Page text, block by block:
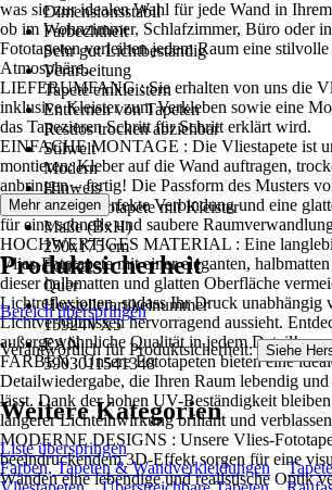
Dimensionsstabil
Farbechtheit
Sehr gut Lichtbeständig
Verarbeitung
Tapete einkleistern
Entfernen von Tapeten
Restlos trocken abziehbar
Stilwelt
Modern
Hinweis
Vlies Fototapete mit Kleister
Maße (BxH)
250x175 cm
Format
Quer
Herstellerartikelnummer
15924VX5
EAN
5903011541348
was sie zur idealen Wahl für jede Wand in
ob im Wohnzimmer, Schlafzimmer, Büro oder
Fototapeten verleihen jedem Raum eine
Atmosphäre..
LIEFERUMFANG : Sie erhalten von uns die
inklusive Kleister zum Verkleben sowie eine
das Tapezieren Schritt für Schritt erklärt wird.
EINFACHE MONTAGE : Die Vliestapete ist
montieren: Kleber auf die Wand auftragen,
anbringen – fertig! Die Passform des Musters
sorgt für eine perfekte Verbindung und eine
für eine schnelle und saubere
HOCHWERTIGES MATERIAL : Eine
Vlies-Fototapete mit einer eleganten,
dieser halbmatten und glatten Oberfläche
Lichtreflexionen, sodass Ihr Druck unabhängig
Lichtverhältnissen hervorragend aussieht.
außergewöhnliche Qualität in jedem Detail!
FARBEN : Unsere Fototapeten bieten eine
Detailwiedergabe, die Ihren Raum lebendig und
lässt. Dank der hohen UV-Beständigkeit
längerer Lichteinwirkung brillant und
MODERNE DESIGNS : Unsere Vlies-
beeindruckendem 3D-Effekt sorgen für eine
Wänden eine lebendige und realistische Optik
Mehr anzeigen
Produktsicherheit
Bereich überspringen
Verantwortlich für Produktsicherheit: Siehe
Weitere Kategorien
Liste überspringen
Farben, Tapeten & Wandverkleidungen